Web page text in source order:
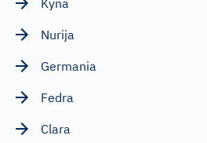
Nurija
Germania
Fedra
Clara